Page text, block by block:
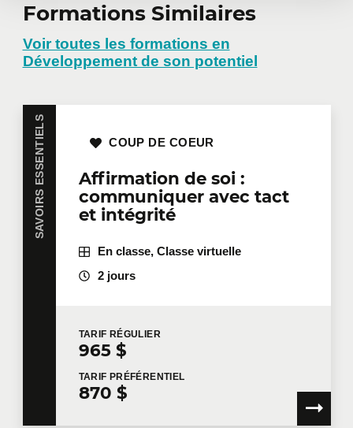
Demander une
formation en
Vous avez plusieurs employés intéressés par une
même formation? Que ce soit en présentiel dans
vos bureaux ou à distance en mode virtuel, nous
offrons des formations privées adaptées aux
besoins de votre équipe. Des tarifs de groupes sont
disponibles. Contactez-nous
demandez une soumission en ligne.
Formations Similaires
Voir toutes les formations en
Développement de son potentiel
SAVOIRS ESSENTIELS
Affirmation de soi :
communiquer avec tact
et intégrité
COUP DE COEUR
En classe, Classe virtuelle
2 jours
TARIF RÉGULIER
965 $
TARIF PRÉFÉRENTIEL
870 $